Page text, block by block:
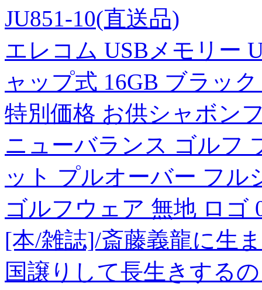
JU851-10(直送品)
エレコム USBメモリー
ャップ式 16GB ブラッ
特別価格 お供シャボン
ニューバランス ゴルフ
ット プルオーバー フル
ゴルフウェア 無地 ロゴ
[本/雑誌]/斎藤義龍に生
国譲りして長生きする